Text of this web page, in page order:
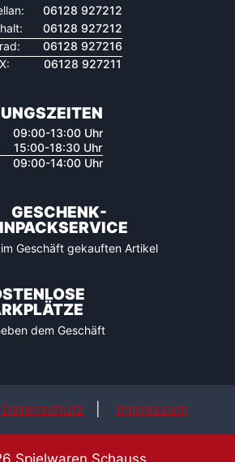
06128 927212
06128 927212
06128 927216
06128 927211
09:00-13:00 Uhr
15:00-18:30 Uhr
09:00-14:00 Uhr
GESCHENK-
im Geschäft gekauften Artikel
dem Geschäft
Datenschutz Impressum
Spielwaren Schauss